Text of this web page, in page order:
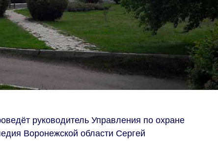
руководитель Управления по охране
Воронежской области Сергей